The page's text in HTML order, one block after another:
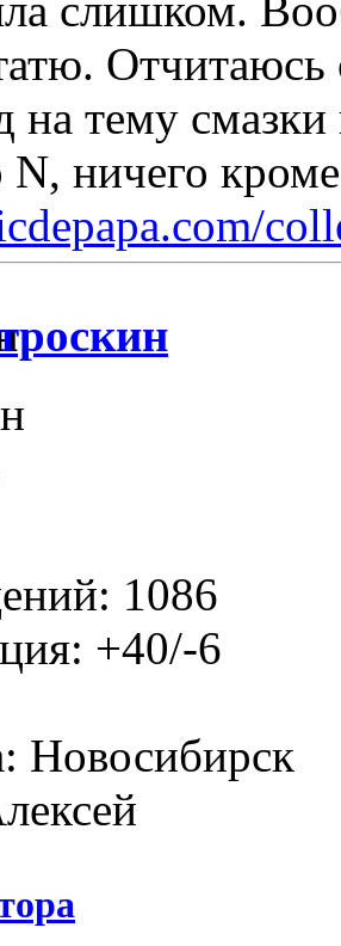
Отчитаюсь
на тему
N, ничего
1086
+40/-6
Новосибирск